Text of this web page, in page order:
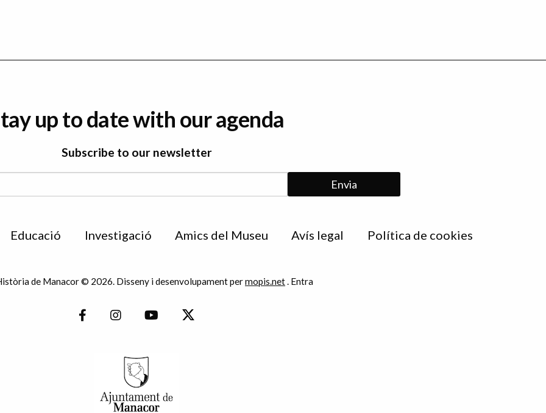
up to date with our agenda
Subscribe to our newsletter
Educació Investigació Amics del Museu Avís legal Política de cookies
de Manacor © 2026. Disseny i desenvolupament permopis.net. Entra